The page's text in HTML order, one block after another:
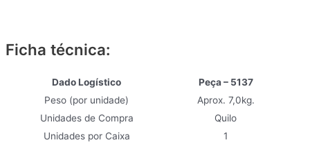
Ficha técnica:
Dado Logístico
Peça – 5137
Peso (por unidade)
Aprox. 7,0kg.
Unidades de Compra
Quilo
Unidades por Caixa
1